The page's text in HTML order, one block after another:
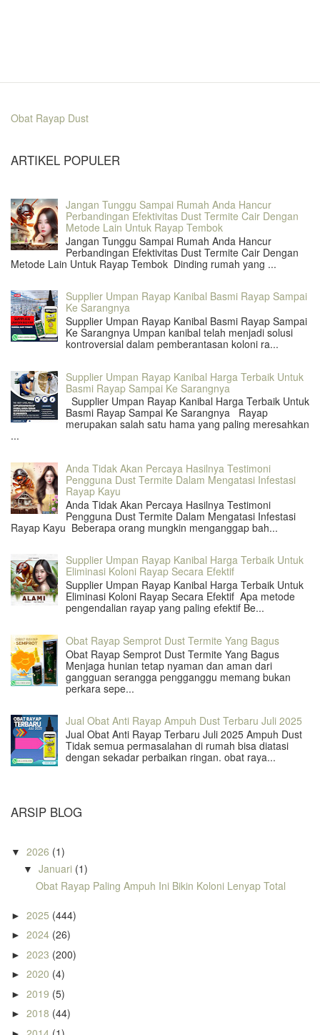
Obat Rayap Dust
ARTIKEL POPULER
Jangan Tunggu Sampai Rumah Anda Hancur
Perbandingan Efektivitas Dust Termite Cair Dengan
Metode Lain Untuk Rayap Tembok
Jangan Tunggu Sampai Rumah Anda Hancur
Perbandingan Efektivitas Dust Termite Cair Dengan
Metode Lain Untuk Rayap Tembok Dinding rumah yang ...
Supplier Umpan Rayap Kanibal Basmi Rayap Sampai
Ke Sarangnya
Supplier Umpan Rayap Kanibal Basmi Rayap Sampai
Ke Sarangnya Umpan kanibal telah menjadi solusi
kontroversial dalam pemberantasan koloni ra...
Supplier Umpan Rayap Kanibal Harga Terbaik Untuk
Basmi Rayap Sampai Ke Sarangnya
Supplier Umpan Rayap Kanibal Harga Terbaik Untuk
Basmi Rayap Sampai Ke Sarangnya Rayap
merupakan salah satu hama yang paling meresahkan
...
Anda Tidak Akan Percaya Hasilnya Testimoni
Pengguna Dust Termite Dalam Mengatasi Infestasi
Rayap Kayu
Anda Tidak Akan Percaya Hasilnya Testimoni
Pengguna Dust Termite Dalam Mengatasi Infestasi
Rayap Kayu Beberapa orang mungkin menganggap bah...
Supplier Umpan Rayap Kanibal Harga Terbaik Untuk
Eliminasi Koloni Rayap Secara Efektif
Supplier Umpan Rayap Kanibal Harga Terbaik Untuk
Eliminasi Koloni Rayap Secara Efektif Apa metode
pengendalian rayap yang paling efektif Be...
Obat Rayap Semprot Dust Termite Yang Bagus
Obat Rayap Semprot Dust Termite Yang Bagus
Menjaga hunian tetap nyaman dan aman dari
gangguan serangga pengganggu memang bukan
perkara sepe...
Jual Obat Anti Rayap Ampuh Dust Terbaru Juli 2025
Jual Obat Anti Rayap Terbaru Juli 2025 Ampuh Dust
Tidak semua permasalahan di rumah bisa diatasi
dengan sekadar perbaikan ringan. obat raya...
ARSIP BLOG
▼ 2026 (1)
▼ Januari (1)
Obat Rayap Paling Ampuh Ini Bikin Koloni Lenyap Total
► 2025 (444)
► 2024 (26)
► 2023 (200)
► 2020 (4)
► 2019 (5)
► 2018 (44)